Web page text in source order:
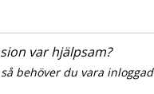
var hjälpsam?
behöver du vara inloggad